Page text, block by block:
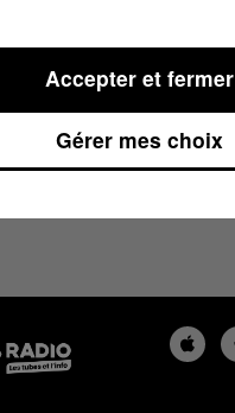
de l'Ariège
Gérer mes choix
Accepter et fermer